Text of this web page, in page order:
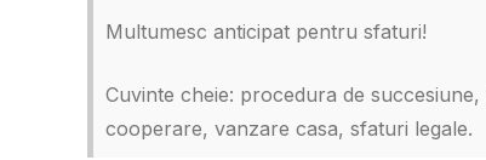
Multumesc anticipat pentru sfaturi!
Cuvinte cheie: procedura de
cooperare, vanzare casa, sfaturi legale.